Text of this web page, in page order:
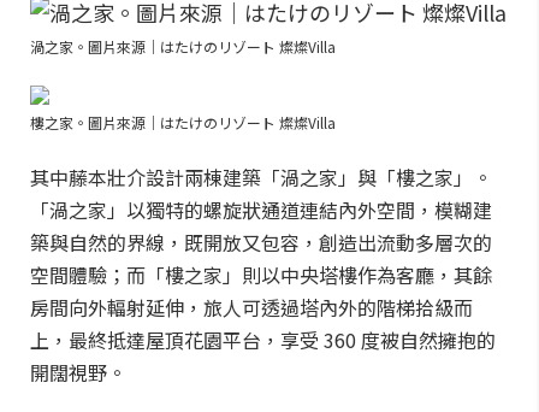
渦之家。圖片來源｜はたけのリゾート 燦燦Villa
樓之家。圖片來源｜はたけのリゾート 燦燦Villa
其中藤本壯介設計兩棟建築「渦之家」與「樓之家」。
「渦之家」以獨特的螺旋狀通道連結內外空間，模糊建
築與自然的界線，既開放又包容，創造出流動多層次的
空間體驗；而「樓之家」則以中央塔樓作為客廳，其餘
房間向外輻射延伸，旅人可透過塔內外的階梯拾級而
上，最終抵達屋頂花園平台，享受 360 度被自然擁抱的
開闊視野。